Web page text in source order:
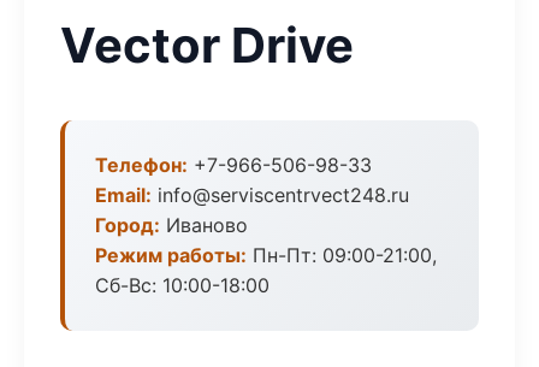
Vector Drive
Телефон: +7-966-506-98-33
Email: info@serviscentrvect248.ru
Город: Иваново
Режим работы: Пн-Пт: 09:00-21:00,
Сб-Вс: 10:00-18:00